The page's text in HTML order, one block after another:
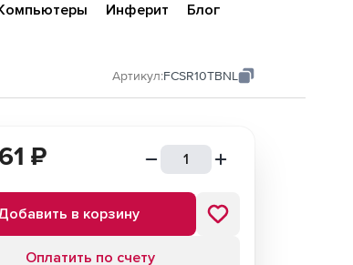
Инферит
Блог
Артикул:FCSR10TBNL
₽
в корзину
Оплатить по счету